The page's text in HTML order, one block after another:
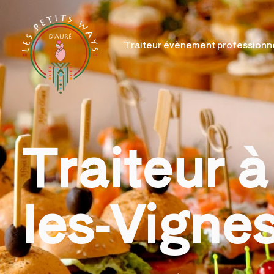
Traiteur évènement
Traiteur
les-